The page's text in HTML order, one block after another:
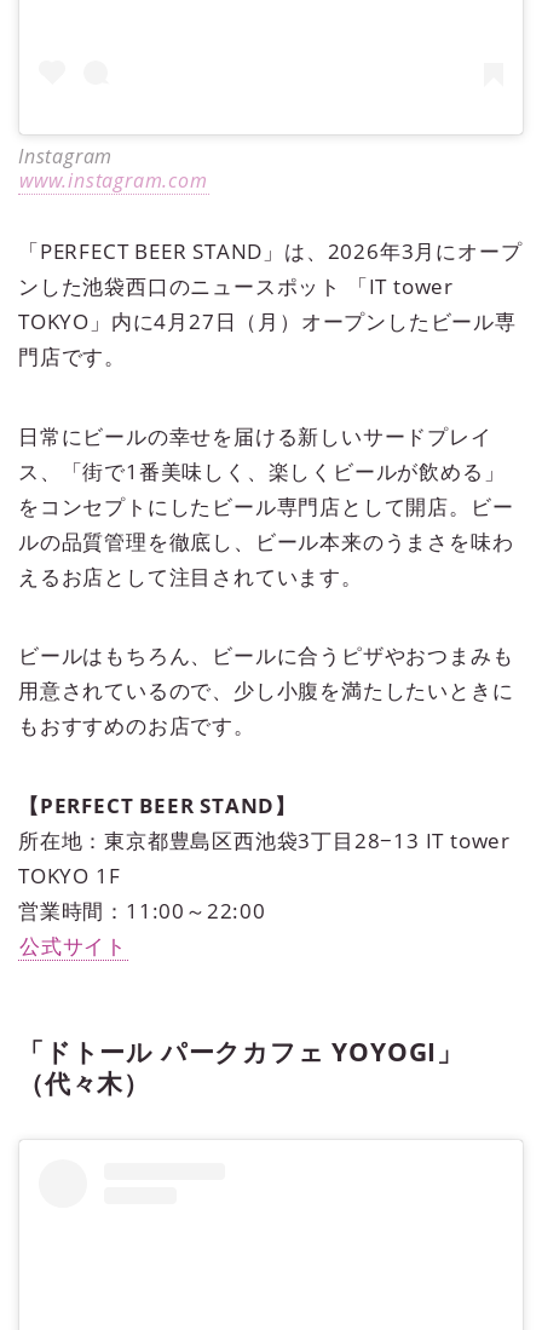
Instagram
www.instagram.com
「PERFECT BEER STAND」は、2026年3月にオープ
ンした池袋西口のニュースポット 「IT tower
TOKYO」内に4月27日（月）オープンしたビール専
門店です。
日常にビールの幸せを届ける新しいサードプレイ
ス、「街で1番美味しく、楽しくビールが飲める」
をコンセプトにしたビール専門店として開店。ビー
ルの品質管理を徹底し、ビール本来のうまさを味わ
えるお店として注目されています。
ビールはもちろん、ビールに合うピザやおつまみも
用意されているので、少し小腹を満たしたいときに
もおすすめのお店です。
【PERFECT BEER STAND】
所在地：東京都豊島区西池袋3丁目28−13 IT tower
TOKYO 1F
営業時間：11:00～22:00
公式サイト
「ドトール パークカフェ YOYOGI」
（代々木）